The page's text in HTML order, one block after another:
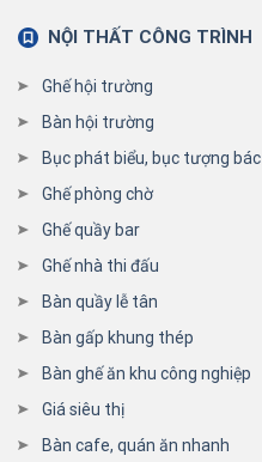
NỘI THẤT CÔNG TRÌNH
Ghế hội trường
Bàn hội trường
Bục phát biểu, bục tượng bác
Ghế phòng chờ
Ghế quầy bar
Ghế nhà thi đấu
Bàn quầy lễ tân
Bàn gấp khung thép
Bàn ghế ăn khu công nghiệp
Giá siêu thị
Bàn cafe, quán ăn nhanh